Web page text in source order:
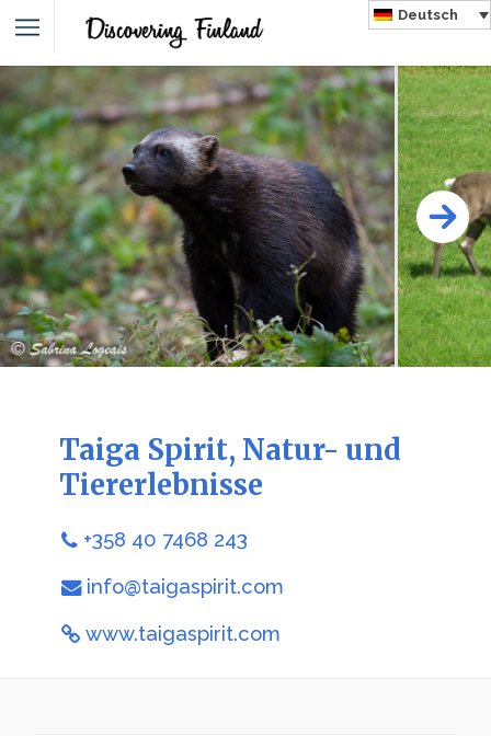
Deutsch
Taiga Spirit, Natur- und
Tiererlebnisse
+358 40 7468 243
info@taigaspirit.com
www.taigaspirit.com